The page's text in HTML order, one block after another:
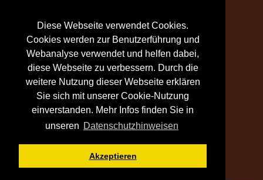
Diese Webseite verwendet Cookies.
Cookies werden zur Benutzerführung und
Webanalyse verwendet und helfen dabei,
diese Webseite zu verbessern. Durch die
weitere Nutzung dieser Webseite erklären
Sie sich mit unserer Cookie-Nutzung
einverstanden. Mehr Infos finden Sie in
unseren Datenschutzhinweisen
Akzeptieren